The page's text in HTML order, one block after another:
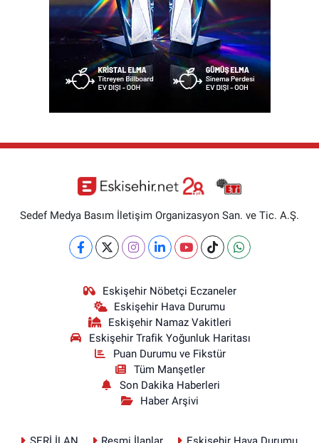
Sedef Medya Basım İletişim Organizasyon San. ve Tic. A.Ş.
Eskişehir Nöbetçi Eczaneler
Eskişehir Hava Durumu
Eskişehir Namaz Vakitleri
Eskişehir Trafik Yoğunluk Haritası
Puan Durumu ve Fikstür
Tüm Manşetler
Son Dakika Haberleri
Haber Arşivi